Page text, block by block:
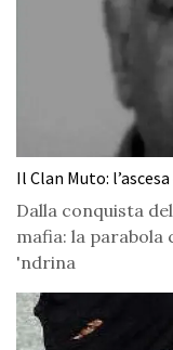
Il Clan Muto:
Dalla conquista
mafia: la parabola
'ndrina